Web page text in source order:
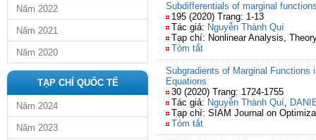
Năm 2022
Năm 2021
Năm 2020
TẠP CHÍ QUỐC TẾ
Năm 2024
Năm 2023
Subdifferentials of marginal
195 (2020) Trang: 1-13
Tác giả: Nguyễn Thành Quí
Tạp chí: Nonlinear Analysis,
Tóm tắt
Subgradients of Marginal Functions
Equations
30 (2020) Trang: 1724-1755
Tác giả: Nguyễn Thành Quí,
Tạp chí: SIAM Journal on
Tóm tắt